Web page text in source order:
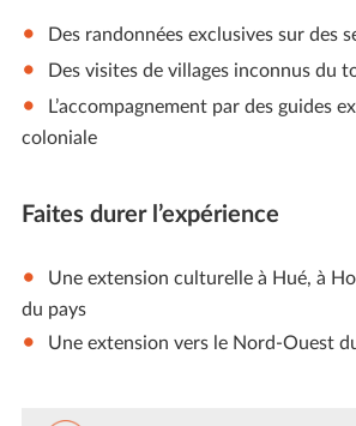
Des randonnées exclusives sur des
Des visites de villages inconnus du
L’accompagnement par des guides
coloniale
Faites durer l’expérience
Une extension culturelle à Hué, à
du pays
Une extension vers le Nord-Ouest